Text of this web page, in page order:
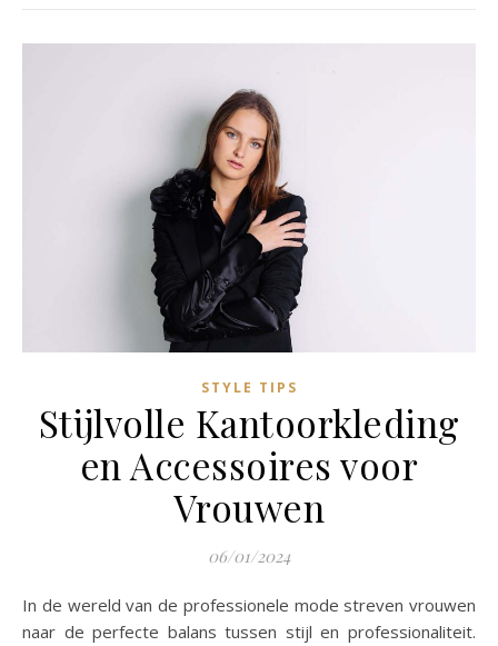
STYLE TIPS
Stijlvolle Kantoorkleding
en Accessoires voor
Vrouwen
06/01/2024
In de wereld van de professionele mode streven vrouwen
naar de perfecte balans tussen stijl en professionaliteit.